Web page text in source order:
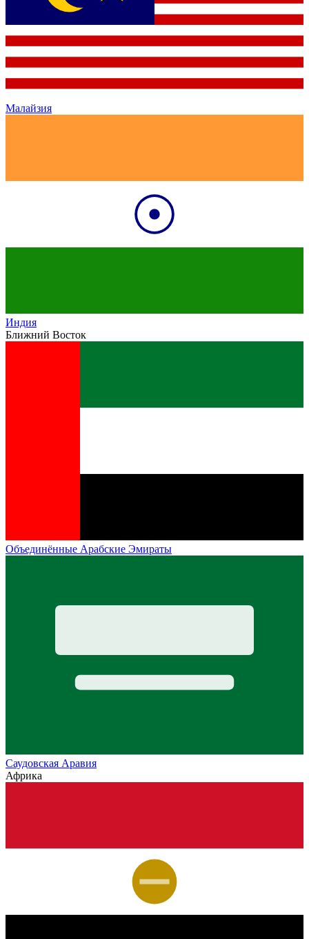
Малайзия
Индия
Ближний Восток
Объединённые Арабские Эмираты
Саудовская Аравия
Африка